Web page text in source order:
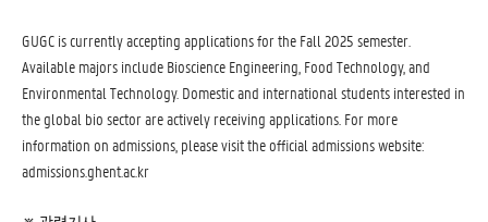
GUGC is currently accepting applications for the Fall 2025 semester.
Available majors include Bioscience Engineering, Food Technology, and
Environmental Technology. Domestic and international students interested in
the global bio sector are actively receiving applications. For more
information on admissions, please visit the official admissions website:
admissions.ghent.ac.kr